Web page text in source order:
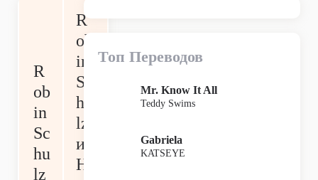
R
ob
in
Sc
hu
lz
R
ob
in
Sc
hu
lz
и
H
Топ Переводов
Mr. Know It All
Teddy Swims
Gabriela
KATSEYE